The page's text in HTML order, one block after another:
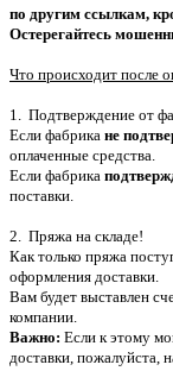
по другим ссылкам,
Остерегайтесь
Что происходит после
1. Подтверждение от
Если фабрика не
оплаченные средства.
Если фабрика
поставки.
2. Пряжа на складе!
Как только пряжа
оформления доставки.
Вам будет выставлен
компании.
Важно: Если к этому
доставки, пожалуйста,